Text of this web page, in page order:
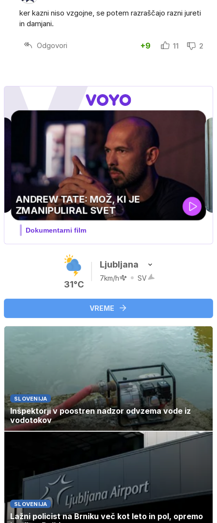
ker kazni niso vzgojne, se potem razraščajo razni jureti
in damjani.
Odgovori +9 11 2
31°C
Ljubljana
7km/h SV
VREME
SLOVENIJA
Inšpektorji v poostren nadzor odvzema vode iz
vodotokov
SLOVENIJA
Lažni policist na Brniku več kot leto in pol, opremo